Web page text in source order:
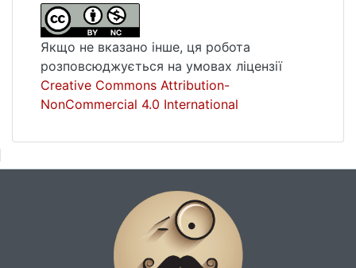
Якщо не вказано інше, ця робота
розповсюджується на умовах ліцензії
Creative Commons Attribution-
NonCommercial 4.0 International